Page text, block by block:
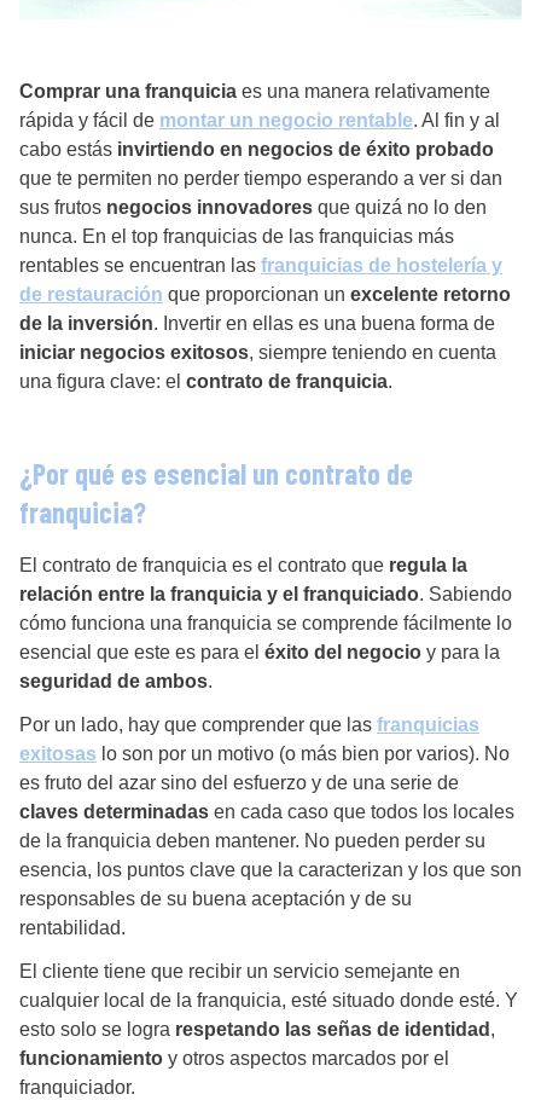
Comprar una franquicia es una manera relativamente
rápida y fácil de montar un negocio rentable. Al fin y al
cabo estás invirtiendo en negocios de éxito probado
que te permiten no perder tiempo esperando a ver si dan
sus frutos negocios innovadores que quizá no lo den
nunca. En el top franquicias de las franquicias más
rentables se encuentran las franquicias de hostelería y
de restauración que proporcionan un excelente retorno
de la inversión. Invertir en ellas es una buena forma de
iniciar negocios exitosos, siempre teniendo en cuenta
una figura clave: el contrato de franquicia.
¿Por qué es esencial un contrato de
franquicia?
El contrato de franquicia es el contrato que regula la
relación entre la franquicia y el franquiciado. Sabiendo
cómo funciona una franquicia se comprende fácilmente lo
esencial que este es para el éxito del negocio y para la
seguridad de ambos.
Por un lado, hay que comprender que las franquicias
exitosas lo son por un motivo (o más bien por varios). No
es fruto del azar sino del esfuerzo y de una serie de
claves determinadas en cada caso que todos los locales
de la franquicia deben mantener. No pueden perder su
esencia, los puntos clave que la caracterizan y los que son
responsables de su buena aceptación y de su
rentabilidad.
El cliente tiene que recibir un servicio semejante en
cualquier local de la franquicia, esté situado donde esté. Y
esto solo se logra respetando las señas de identidad ,
funcionamiento y otros aspectos marcados por el
franquiciador.